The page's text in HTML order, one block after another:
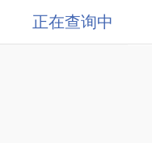
正在查询中